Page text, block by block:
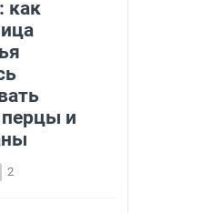
как
и
2